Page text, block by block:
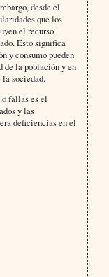
desde el
que los
el recurso
Esto significa
y consumo pueden
de la población y en
sociedad.
fallas es el
y las
deficiencias en el